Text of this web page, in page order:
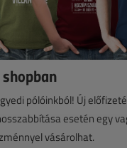
pólóinkból! Új
esetén egy
vásárolhat.